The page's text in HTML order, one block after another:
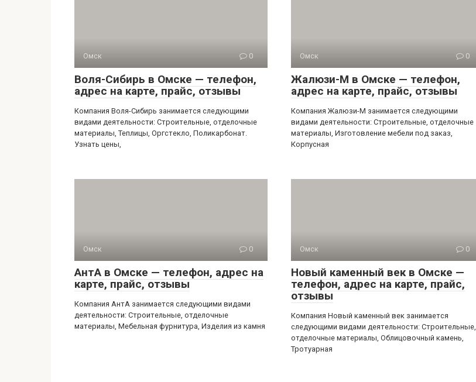
Омск 0
Воля-Сибирь в Омске — телефон,
адрес на карте, прайс, отзывы
Компания Воля-Сибирь занимается следующими
видами деятельности: Строительные, отделочные
материалы, Теплицы, Оргстекло, Поликарбонат.
Узнать цены,
Омск 0
Жалюзи-М в Омске — телефон,
адрес на карте, прайс, отзывы
Компания Жалюзи-М занимается следующими
видами деятельности: Строительные, отделочные
материалы, Изготовление мебели под заказ,
Корпусная
Омск 0
АнтА в Омске — телефон, адрес на
карте, прайс, отзывы
Компания АнтА занимается следующими видами
деятельности: Строительные, отделочные
материалы, Мебельная фурнитура, Изделия из камня
Омск 0
Новый каменный век в Омске —
телефон, адрес на карте, прайс,
отзывы
Компания Новый каменный век занимается
следующими видами деятельности: Строительные,
отделочные материалы, Облицовочный камень,
Тротуарная